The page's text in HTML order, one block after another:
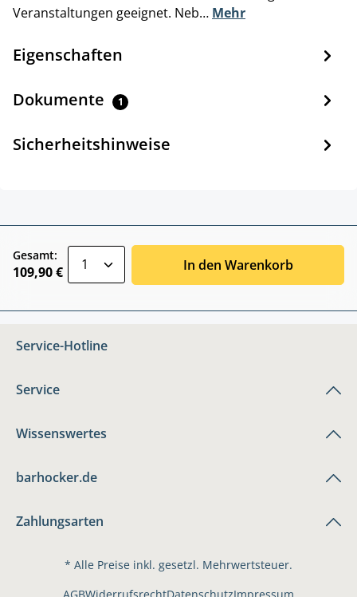
Veranstaltungen geeignet. Neb… Mehr
Eigenschaften
Dokumente 1
Sicherheitshinweise
Gesamt:
109,90 € In den Warenkorb
Service-Hotline
Service
Wissenswertes
barhocker.de
Zahlungsarten
* Alle Preise inkl. gesetzl. Mehrwertsteuer.